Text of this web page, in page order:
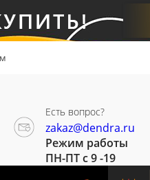
Есть вопрос?
zakaz@dendra.ru
Режим работы
ПН-ПТ с 9 -19